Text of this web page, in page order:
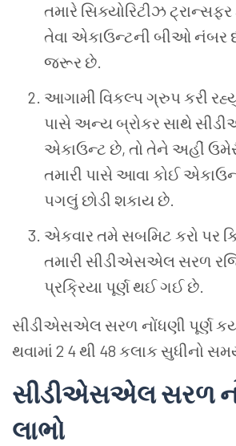
તમારે સિક્યોરિટીઝટ્રાન્સફર
તેવા એકાઉન્ટની બીઓનંબર
જરૂર છે.
આગામી વિકલ્પ ગ્રુપ કરી
પાસે અન્યબ્રોકર સાથે
એકાઉન્ટ છે, તો તેને અહીં
તમારી પાસે આવા કોઈ
પગલું છોડી શકાય છે.
એકવારતમે સબમિટ કરો પર
તમારી સીડીએસએલ સરળ
પ્રક્રિયા પૂર્ણથઈગઈ છે.
સીડીએસએલ સરળ નોંધણી પૂર્ણ
થવામાં 2 4થી 48 કલાક સુધીનો
સીડીએસએલસરળ
લાભો